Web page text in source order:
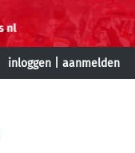
inloggen aanmelden